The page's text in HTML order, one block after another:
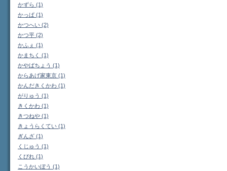
かずら (1)
かっぱ (1)
かつへい (2)
かつ平 (2)
かふぇ (1)
かまちく (1)
かやばちょう (1)
からあげ家東京 (1)
かんだきくかわ (1)
がりゅう (1)
きくかわ (1)
きつねや (1)
きょうらくてい (1)
ぎんざ (1)
くじゅう (1)
くびれ (1)
こうかいぼう (1)